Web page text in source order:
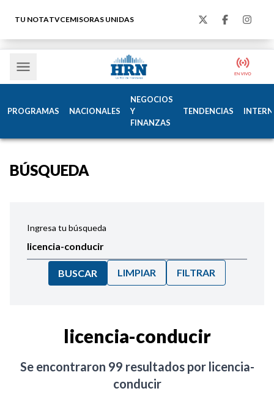
TU NOTATVCEMISORAS UNIDAS
PROGRAMAS NACIONALES
NEGOCIOS
Y
FINANZAS
TENDENCIAS
BÚSQUEDA
Ingresa tu búsqueda
BUSCAR LIMPIAR FILTRAR
licencia-conducir
Se encontraron 99 resultados por licencia-
conducir